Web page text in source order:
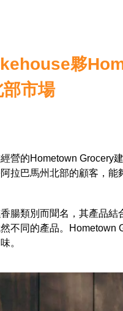
夥
市場
營的Hometown Grocery
拉巴馬州北部的顧客，能
腸類別而聞名，其產品結
不同的產品。Hometown
。